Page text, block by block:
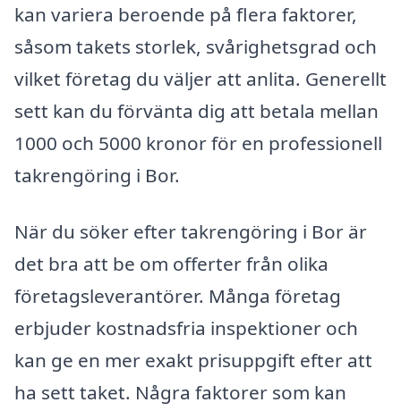
kan variera beroende på flera faktorer,
såsom takets storlek, svårighetsgrad och
vilket företag du väljer att anlita. Generellt
sett kan du förvänta dig att betala mellan
1000 och 5000 kronor för en professionell
takrengöring i Bor.
När du söker efter takrengöring i Bor är
det bra att be om offerter från olika
företagsleverantörer. Många företag
erbjuder kostnadsfria inspektioner och
kan ge en mer exakt prisuppgift efter att
ha sett taket. Några faktorer som kan